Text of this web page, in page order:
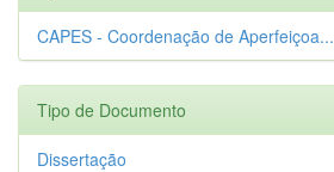
CAPES - Coordenação de Aperfeiçoa...
Tipo de Documento
Dissertação